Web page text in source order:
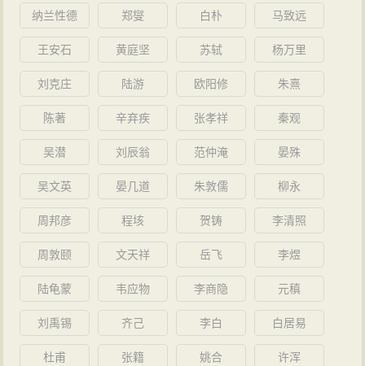
纳兰性德 郑燮 白朴 马致远
王安石 黄庭坚 苏轼 杨万里
刘克庄 陆游 欧阳修 朱熹
陈著 辛弃疾 张孝祥 秦观
吴潜 刘辰翁 范仲淹 晏殊
吴文英 晏几道 朱敦儒 柳永
周邦彦 程垓 贺铸 李清照
周敦颐 文天祥 岳飞 李煜
陆龟蒙 韦应物 李商隐 元稹
刘禹锡 齐己 李白 白居易
杜甫 张籍 姚合 许浑